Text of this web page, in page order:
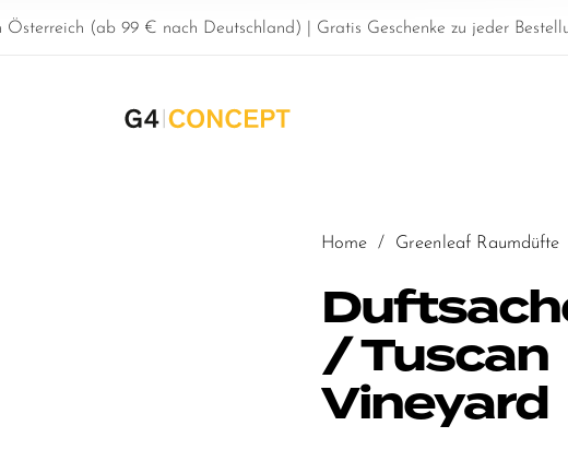
Österreich (ab 99 € nach Deutschland) | Gratis Geschenke zu jeder
Home / Greenleaf Raumdüfte
/ Tuscan
Vineyard